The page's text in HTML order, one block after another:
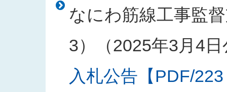
なにわ筋線工事監
3）（2025年3月4
入札公告【PDF/